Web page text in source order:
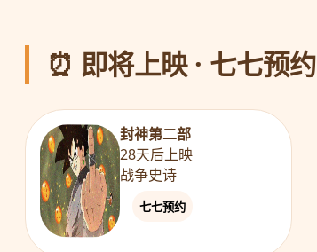
⏰ 即将上映 · 七七预约
封神第二部
28天后上映
战争史诗
七七预约